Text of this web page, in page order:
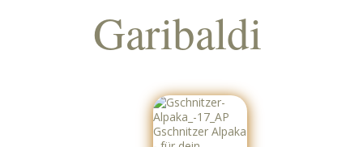
Garibaldi